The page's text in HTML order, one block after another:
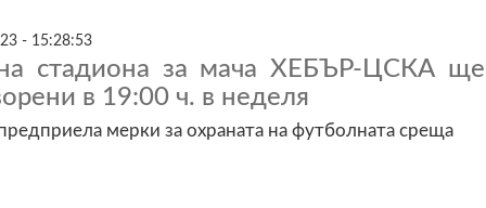
- 15:28:53
стадиона за мача ХЕБЪР-ЦСКА ще
в 19:00 ч. в неделя
мерки за охраната на футболната среща